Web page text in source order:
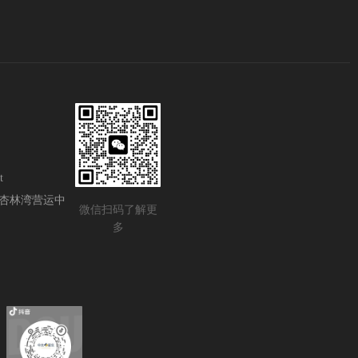
微信扫码了解更
多
林湾营运中